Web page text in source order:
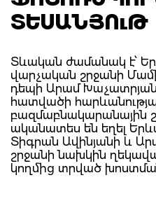
ՏԵՍԱՆՅՈւԹ
Տևական ժամանակ է՝
վարչական շրջանի
դեպի Արամ
հատվածի
բազմաբնակարանային
ականատես են եղել
Տիգրան Ավինյանի և
շրջանի նախկին
կողմից տրված